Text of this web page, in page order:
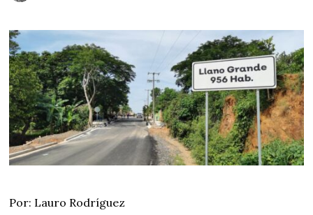
O
,
2
Por: Lauro Rodríguez